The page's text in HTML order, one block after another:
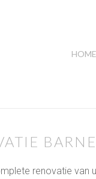
HOME
renovatie